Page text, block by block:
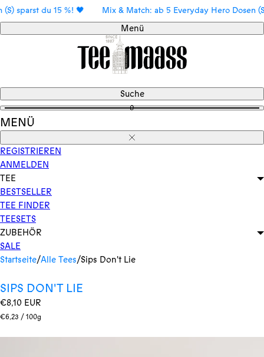
Direkt
zum
Inhalt
du 15 %! 🖤 Mix & Match: ab 5 Everyday Hero Dosen (S)
Menü
Suche
0
MENÜ
Schließen
REGISTRIEREN
ANMELDEN
TEE
BESTSELLER
TEE FINDER
TEESETS
ZUBEHÖR
SALE
Startseite/Alle Tees/Sips Don't Lie
SIPS DON'T LIE
Regulärer
Preis
€8,10 EUR
Stückpreis
€6,23 /pro
100g